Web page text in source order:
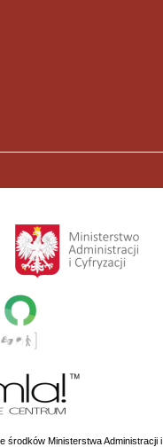
środków Ministerstwa Administracji i